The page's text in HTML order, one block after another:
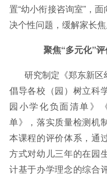
置“幼小衔接咨询室”，
决个性问题，缓解家长焦
聚焦“多元化”
研究制定《郑东新区
倡导各校（园）树立科
园小学化负面清单》
单》，落实质量检测机
本课程的评价体系，通
方式对幼儿三年的在园
计基于办学理念的综合